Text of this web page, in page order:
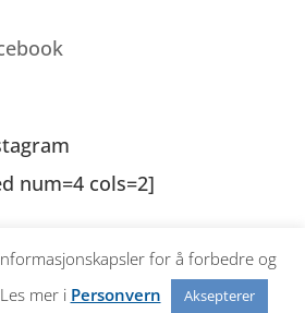
num=4 cols=2]
© 2026 Håpets Stjerne
for å forbedre og
mer i Personvern Aksepterer